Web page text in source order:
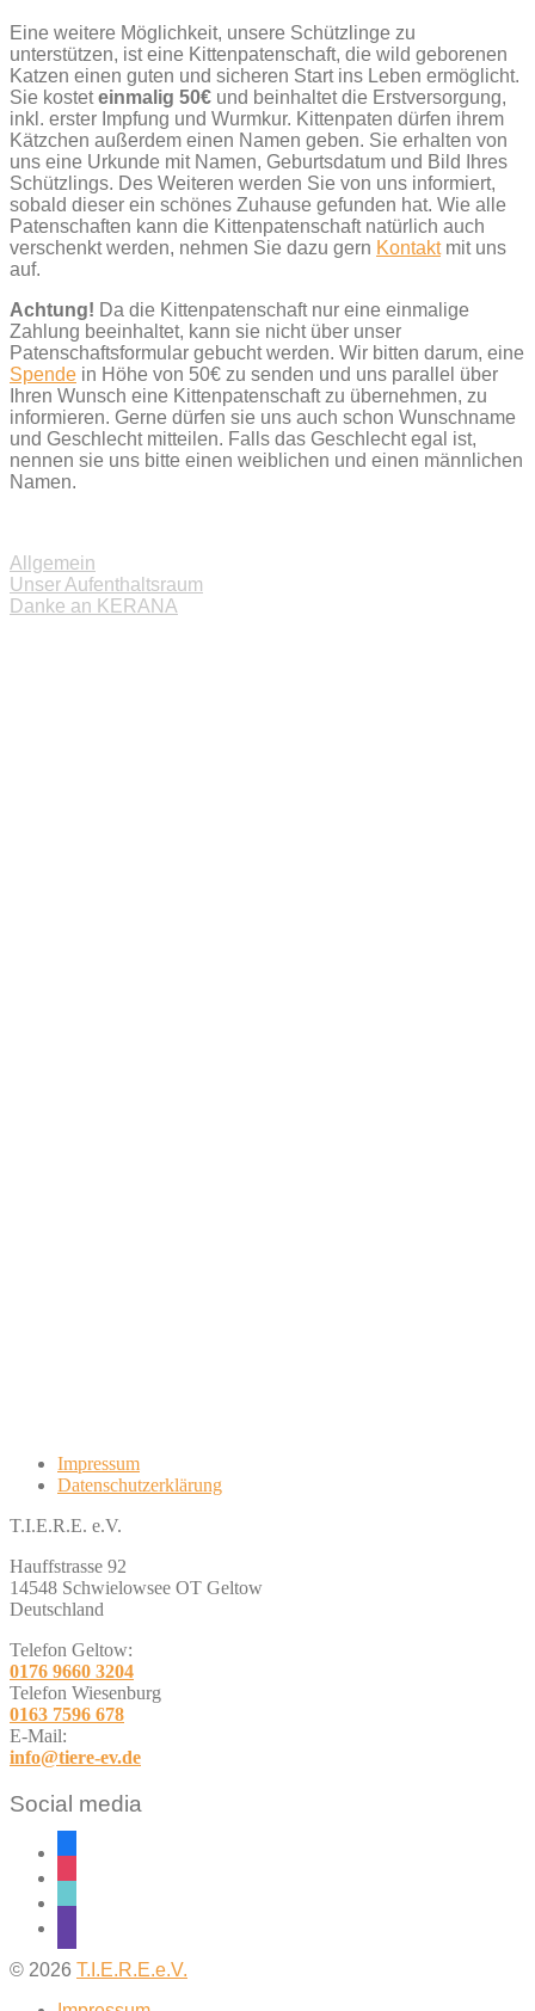
Eine weitere Möglichkeit, unsere Schützlinge zu
unterstützen, ist eine Kittenpatenschaft, die wild geborenen
Katzen einen guten und sicheren Start ins Leben ermöglicht.
Sie kosteteinmalig 50€ und beinhaltet die Erstversorgung,
inkl. erster Impfung und Wurmkur. Kittenpaten dürfen ihrem
Kätzchen außerdem einen Namen geben. Sie erhalten von
uns eine Urkunde mit Namen, Geburtsdatum und Bild Ihres
Schützlings. Des Weiteren werden Sie von uns informiert,
sobald dieser ein schönes Zuhause gefunden hat. Wie alle
Patenschaften kann die Kittenpatenschaft natürlich auch
verschenkt werden, nehmen Sie dazu gern Kontaktmit uns
auf.
Achtung! Da die Kittenpatenschaft nur eine einmalige
Zahlung beeinhaltet, kann sie nicht über unser
Patenschaftsformular gebucht werden. Wir bitten darum, eine
Spende in Höhe von 50€ zu senden und uns parallel über
Ihren Wunsch eine Kittenpatenschaft zu übernehmen, zu
informieren. Gerne dürfen sie uns auch schon Wunschname
und Geschlecht mitteilen. Falls das Geschlecht egal ist,
nennen sie uns bitte einen weiblichen und einen männlichen
Namen.
Allgemein
Beitragsnavigation
Unser Aufenthaltsraum
Danke an KERANA
Impressum
Datenschutzerklärung
T.I.E.R.E. e.V.
Hauffstrasse 92
14548 Schwielowsee OT Geltow
Deutschland
Telefon Geltow:
0176 9660 3204
Telefon Wiesenburg
0163 7596 678
E-Mail:
info@tiere-ev.de
Social media
© 2026 T.I.E.R.E.e.V.